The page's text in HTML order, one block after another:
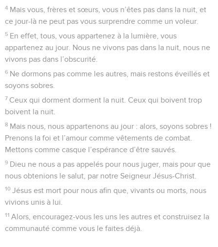
4 Mais vous, frères et sœurs, vous n’êtes pas dans la nuit, et
ce jour-là ne peut pas vous surprendre comme un voleur.
5 En effet, tous, vous appartenez à la lumière, vous
appartenez au jour. Nous ne vivons pas dans la nuit, nous ne
vivons pas dans l’obscurité.
6 Ne dormons pas comme les autres, mais restons éveillés et
soyons sobres.
7 Ceux qui dorment dorment la nuit. Ceux qui boivent trop
boivent la nuit.
8 Mais nous, nous appartenons au jour : alors, soyons sobres !
Prenons la foi et l’amour comme vêtements de combat.
Mettons comme casque l’espérance d’être sauvés.
9 Dieu ne nous a pas appelés pour nous juger, mais pour que
nous obtenions le salut, par notre Seigneur Jésus-Christ.
10 Jésus est mort pour nous afin que, vivants ou morts, nous
vivions unis à lui.
11 Alors, encouragez-vous les uns les autres et construisez la
communauté comme vous le faites déjà.